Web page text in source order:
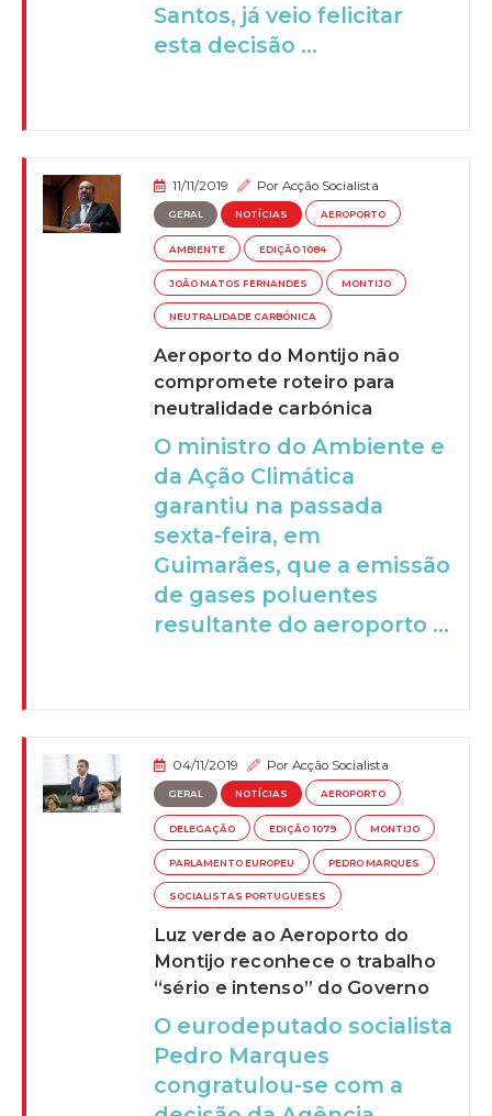
Santos, já veio felicitar
esta decisão ...
11/11/2019 PorAcção Socialista
GERAL NOTÍCIAS AEROPORTO
AMBIENTE EDIÇÃO 1084
JOÃO MATOS FERNANDES MONTIJO
NEUTRALIDADE CARBÓNICA
Aeroporto do Montijo não
compromete roteiro para
neutralidade carbónica
O ministro do Ambiente e
da Ação Climática
garantiu na passada
sexta-feira, em
Guimarães, que a emissão
de gases poluentes
resultante do aeroporto ...
04/11/2019 PorAcção Socialista
GERAL NOTÍCIAS AEROPORTO
DELEGAÇÃO EDIÇÃO 1079 MONTIJO
PARLAMENTO EUROPEU PEDRO MARQUES
SOCIALISTAS PORTUGUESES
Luz verde ao Aeroporto do
Montijo reconhece o trabalho
“sério e intenso” do Governo
O eurodeputado socialista
Pedro Marques
congratulou-se com a